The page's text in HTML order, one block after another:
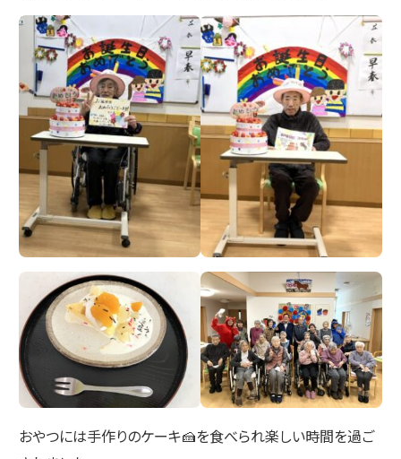
おやつには手作りのケーキ🍰を食べられ楽しい時間を過ご